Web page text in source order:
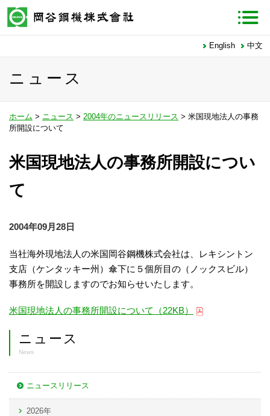
English 中文
ニュース
ホーム > ニュース > 2004年のニュースリリース > 米国現地法人の事務
所開設について
米国現地法人の事務所開設につい
て
2004年09月28日
当社海外現地法人の米国岡谷鋼機株式会社は、レキシントン
支店（ケンタッキー州）傘下に５個所目の（ノックスビル）
事務所を開設しますのでお知らせいたします。
米国現地法人の事務所開設について（22KB）
ニュース
News
ニュースリリース
2026年